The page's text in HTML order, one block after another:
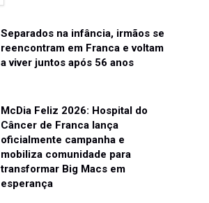
Separados na infância, irmãos se
reencontram em Franca e voltam
a viver juntos após 56 anos
McDia Feliz 2026: Hospital do
Câncer de Franca lança
oficialmente campanha e
mobiliza comunidade para
transformar Big Macs em
esperança